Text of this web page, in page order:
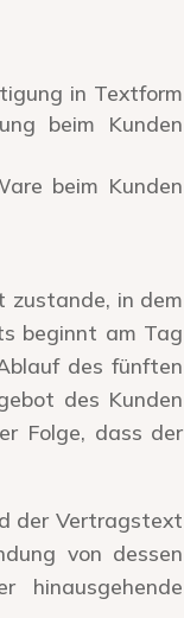
in Textform
beim Kunden
beim Kunden
zustande, in dem
beginnt am Tag
des fünften
des Kunden
Folge, dass der
der Vertragstext
von dessen